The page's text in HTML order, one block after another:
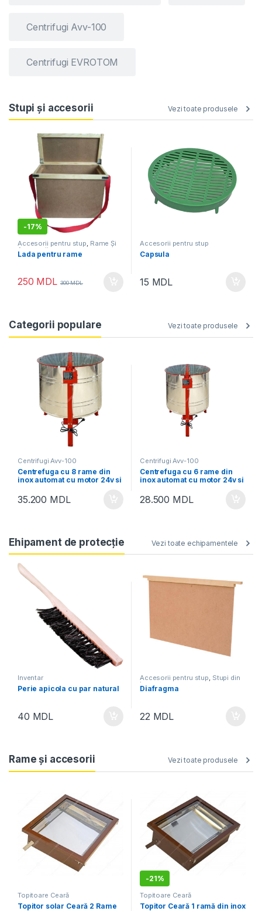
Centrifugi Avv-100
Centrifugi EVROTOM
Stupi și accesorii Vezi toate produsele
-17%
Accesorii pentru stup, Rame Și
Accesorii
Lada pentru rame
250 MDL 300MDL
Accesorii pentru stup
Capsula
15 MDL
Categorii populare Vezi toate produsele
Centrifugi Avv-100
Centrefuga cu 8 rame din
inox automat сu motor 24v si
35.200 MDL
Centrifugi Avv-100
Centrefuga cu 6 rame din
inox automat сu motor 24v si
28.500 MDL
Ehipament de protecție Vezi toate echipamentele
Inventar
Perie apicola cu par natural
40 MDL
Accesorii pentru stup, Stupi din
lemn
Diafragma
22 MDL
Rame și accesorii Vezi toate produsele
Topitoare Ceară
Topitor solar Ceară 2 Rame
-21%
Topitoare Ceară
Topitor Ceară 1 ramă din inox